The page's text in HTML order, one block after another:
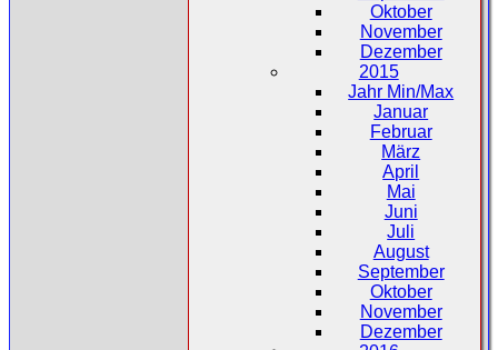
Oktober
November
Dezember
2015
Jahr Min/Max
Januar
Februar
März
April
Mai
Juni
Juli
August
September
Oktober
November
Dezember